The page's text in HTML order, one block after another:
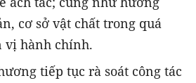
cơ sở vật chất trong quá
vị hành chính.
tiếp tục rà soát công tác